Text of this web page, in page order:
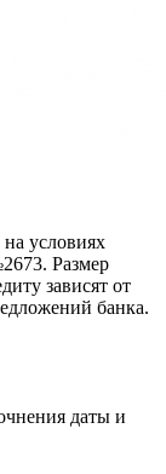
условиях
Размер
зависят от
банка.
даты и